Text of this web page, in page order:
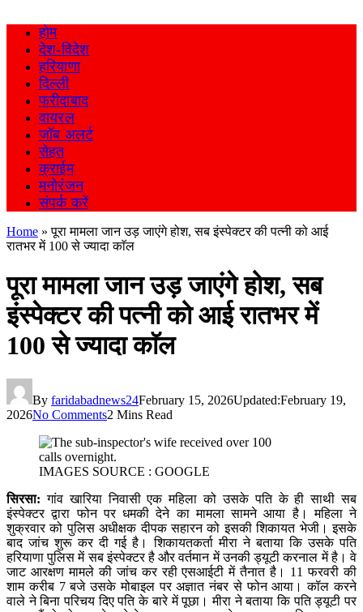
होम
देश-विदेश
हरियाणा
दिल्ली
फरीदाबाद
वायरल
जॉब अलर्ट
सेहत
क्राईम
मनोरंजन
संपर्क करें
Home »पूरा मामला जान उड़ जाएंगे होश, सब इंस्पेक्टर की पत्नी को आई
रातभर में 100 से ज्यादा काॅल
पूरा मामला जान उड़ जाएंगे होश, सब
इंस्पेक्टर की पत्नी को आई रातभर में
100 से ज्यादा काॅल
By faridabadnews24February 15, 2026Updated:February 19,
2026No Comments2 Mins Read
IMAGES SOURCE : GOOGLE
सिरसा:गांव खारिया निवासी एक महिला को उसके पति के ही साथी सब
इंस्पेक्टर द्वारा फोन पर धमकी देने का मामला सामने आया है। महिला ने
शुक्रवार को पुलिस अधीक्षक दीपक सहारन को इसकी शिकायत भेजी। इसके
बाद जांच शुरू कर दी गई है। शिकायतकर्ता मीरा ने बताया कि उसके पति
हरियाणा पुलिस में सब इंस्पेक्टर है और वर्तमान में उनकी ड्यूटी करनाल में है। वे
जाट आरक्षण मामले की जांच कर रही एसआईटी में तैनात है। 11 फरवरी की
शाम करीब 7 बजे उसके मोबाइल पर अज्ञात नंबर से फोन आया। कॉल करने
वाले ने बिना परिचय दिए पति के बारे में पूछा। मीरा ने बताया कि पति ड्यूटी पर